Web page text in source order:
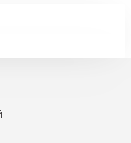
of 5 stars rated by 4 customers